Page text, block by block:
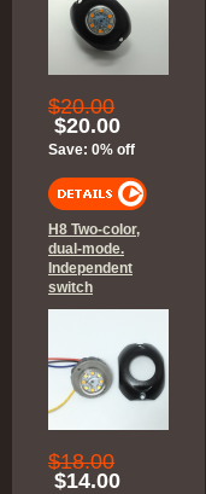
$20.00
$20.00
Save: 0% off
H8 Two-color,
dual-mode.
Independent
switch
$18.00
$14.00